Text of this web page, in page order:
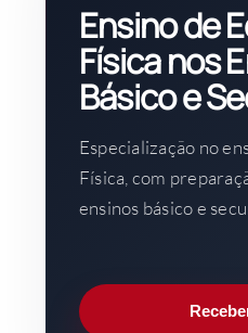
Ensino de
Física nos
Básico e
Especialização no
Física, com
ensinos básico e